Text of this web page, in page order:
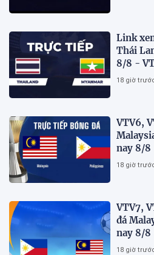
Link
Thái
8/8 -
AFF
18 giờ
VTV6,
nay 8/
AFF
18 giờ
VTV7,
đá
nay 8/
AFF
18 giờ